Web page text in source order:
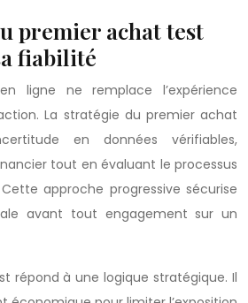
premier achat test
fiabilité
ligne ne remplace l’expérience
La stratégie du premier achat
en données vérifiables,
tout en évaluant le processus
approche progressive sécurise
avant tout engagement sur un
répond à une logique stratégique. Il